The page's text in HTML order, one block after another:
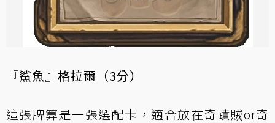
『鯊魚』格拉爾（3分）
這張牌算是一張選配卡，適合放在奇蹟賊or奇